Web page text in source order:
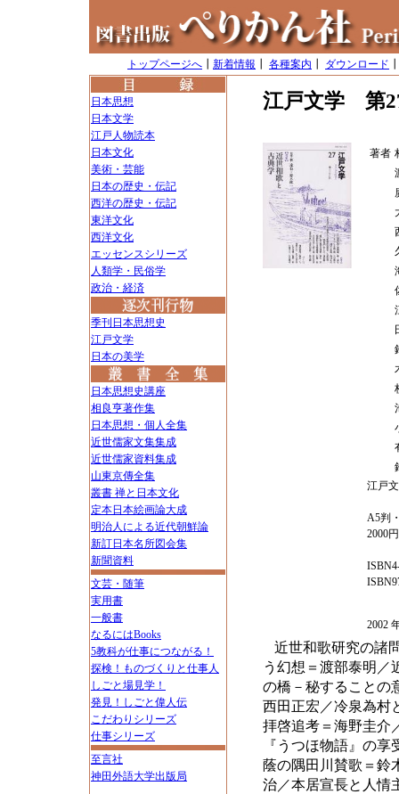
トップページへ 新着情報 各種案内 ダウンロード
日本思想
日本文学
江戸人物読本
日本文化
美術・芸能
日本の歴史・伝記
西洋の歴史・伝記
東洋文化
西洋文化
エッセンスシリーズ
人類学・民俗学
政治・経済
季刊日本思想史
江戸文学
日本の美学
日本思想史講座
相良亨著作集
日本思想・個人全集
近世儒家文集集成
近世儒家資料集成
山東京傳全集
叢書 禅と日本文化
定本日本絵画論大成
明治人による近代朝鮮論
新訂日本名所図会集
新聞資料
文芸・随筆
実用書
一般書
なるにはBooks
5教科が仕事につながる！
探検！ものづくりと仕事人
しごと場見学！
発見！しごと偉人伝
こだわりシリーズ
仕事シリーズ
至言社
神田外語大学出版局
江戸文学 第
著者
江戸
A5判
2000
2002
近世和歌研究の諸
う幻想＝渡部泰明／
の橋－秘することの
西田正宏／冷泉為村
拝啓追考＝海野圭介
『うつほ物語』の
蔭の隅田川賛歌＝鈴
治／本居宣長と人情